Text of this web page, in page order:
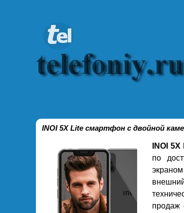
INOI 5X Lite смартфон с двойной
INOI
по
продаж